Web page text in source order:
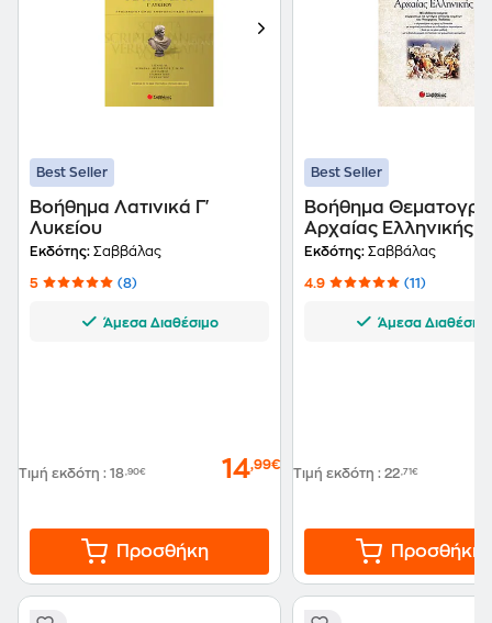
Best Seller
Βοήθημα Λατινικά Γ'
Λυκείου
Εκδότης: Σαββάλας
5 (8)
Άμεσα Διαθέσιμο
Τιμή εκδότη : 18,90€ 14,99€
Προσθήκη
Best Seller
Βοήθημα
Αρχαίας Ελληνικής
Εκδότης: Σαββάλας
4.9 (11)
Άμεσα Διαθέσιμο
Τιμή εκδότη : 22,71€
Προσθήκη